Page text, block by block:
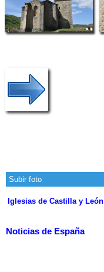
Subir foto
Iglesias de Castilla y León
Noticias de España